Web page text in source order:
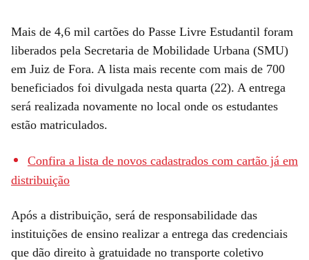
Mais de 4,6 mil cartões do Passe Livre Estudantil foram
liberados pela Secretaria de Mobilidade Urbana (SMU)
em Juiz de Fora. A lista mais recente com mais de 700
beneficiados foi divulgada nesta quarta (22). A entrega
será realizada novamente no local onde os estudantes
estão matriculados.
Confira a lista de novos cadastrados com cartão já em
distribuição
Após a distribuição, será de responsabilidade das
instituições de ensino realizar a entrega das credenciais
que dão direito à gratuidade no transporte coletivo